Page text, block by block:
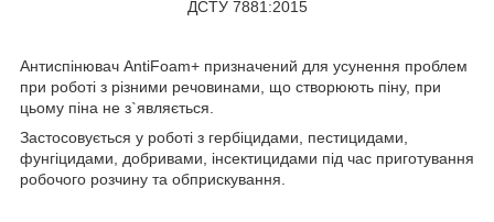
ДСТУ 7881:2015
Антиспінювач AntiFoam+ призначений для усунення проблем
при роботі з різними речовинами, що створюють піну, при
цьому піна не з`являється.
Застосовується у роботі з гербіцидами, пестицидами,
фунгіцидами, добривами, інсектицидами під час приготування
робочого розчину та обприскування.